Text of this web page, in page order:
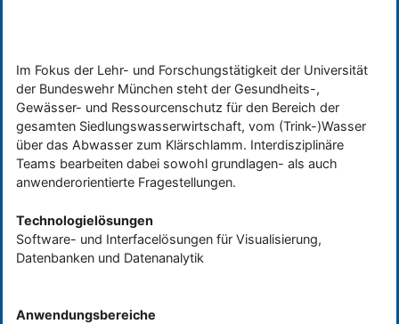
Im Fokus der Lehr- und Forschungstätigkeit der Universität
der Bundeswehr München steht der Gesundheits-,
Gewässer- und Ressourcenschutz für den Bereich der
gesamten Siedlungswasserwirtschaft, vom (Trink-)Wasser
über das Abwasser zum Klärschlamm. Interdisziplinäre
Teams bearbeiten dabei sowohl grundlagen- als auch
anwenderorientierte Fragestellungen.
Technologielösungen
Software- und Interfacelösungen für Visualisierung,
Datenbanken und Datenanalytik
Anwendungsbereiche